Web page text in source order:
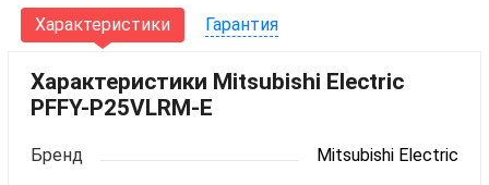
Характеристики Гарантия
Характеристики Mitsubishi Electric
PFFY-P25VLRM-E
Бренд Mitsubishi Electric